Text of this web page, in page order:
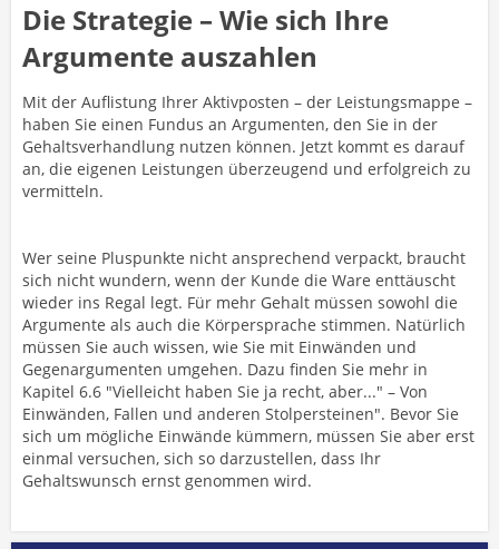
Die Strategie – Wie sich Ihre
Argumente auszahlen
Mit der Auflistung Ihrer Aktivposten – der Leistungsmappe –
haben Sie einen Fundus an Argumenten, den Sie in der
Gehaltsverhandlung nutzen können. Jetzt kommt es darauf
an, die eigenen Leistungen überzeugend und erfolgreich zu
vermitteln.
Wer seine Pluspunkte nicht ansprechend verpackt, braucht
sich nicht wundern, wenn der Kunde die Ware enttäuscht
wieder ins Regal legt. Für mehr Gehalt müssen sowohl die
Argumente als auch die Körpersprache stimmen. Natürlich
müssen Sie auch wissen, wie Sie mit Einwänden und
Gegenargumenten umgehen. Dazu finden Sie mehr in
Kapitel 6.6 "Vielleicht haben Sie ja recht, aber..." – Von
Einwänden, Fallen und anderen Stolpersteinen". Bevor Sie
sich um mögliche Einwände kümmern, müssen Sie aber erst
einmal versuchen, sich so darzustellen, dass Ihr
Gehaltswunsch ernst genommen wird.